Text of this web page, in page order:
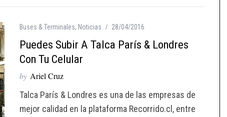
Buses & Terminales, Noticias 28/04/2016
Puedes Subir A Talca París & Londres
Con Tu Celular
by Ariel Cruz
Talca París & Londres es una de las empresas de
mejor calidad en la plataforma Recorrido.cl, entre